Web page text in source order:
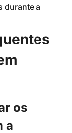
durante a
os
a